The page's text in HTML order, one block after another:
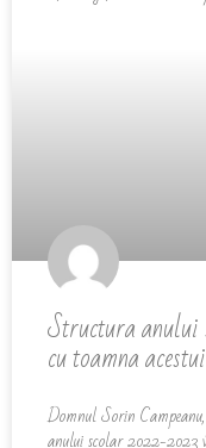
Structura anului
cu toamna
Domnul Sorin
anului scolar 2022-